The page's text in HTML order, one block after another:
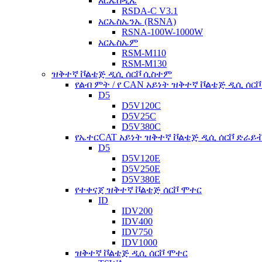
RSDA-C V3.1
አርኤስኤንኤ (RSNA)
RSNA-100W-1000W
አርኤስኤም
RSM-M110
RSM-M130
ዝቅተኛ ቮልቴጅ ዲሲ ሰርቮ ሲስተም
የልብ ምት / የ CAN አይነት ዝቅተኛ ቮልቴጅ ዲሲ
D5
D5V120C
D5V25C
D5V380C
የኤተርCAT አይነት ዝቅተኛ ቮልቴጅ ዲሲ ሰርቮ
D5
D5V120E
D5V250E
D5V380E
የተቀናጀ ዝቅተኛ ቮልቴጅ ሰርቮ ሞተር
ID
IDV200
IDV400
IDV750
IDV1000
ዝቅተኛ ቮልቴጅ ዲሲ ሰርቮ ሞተር